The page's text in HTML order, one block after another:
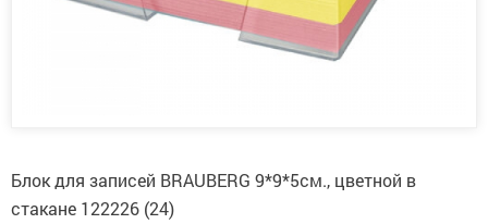
Блок для записей BRAUBERG 9*9*5см., цветной в
стакане 122226 (24)